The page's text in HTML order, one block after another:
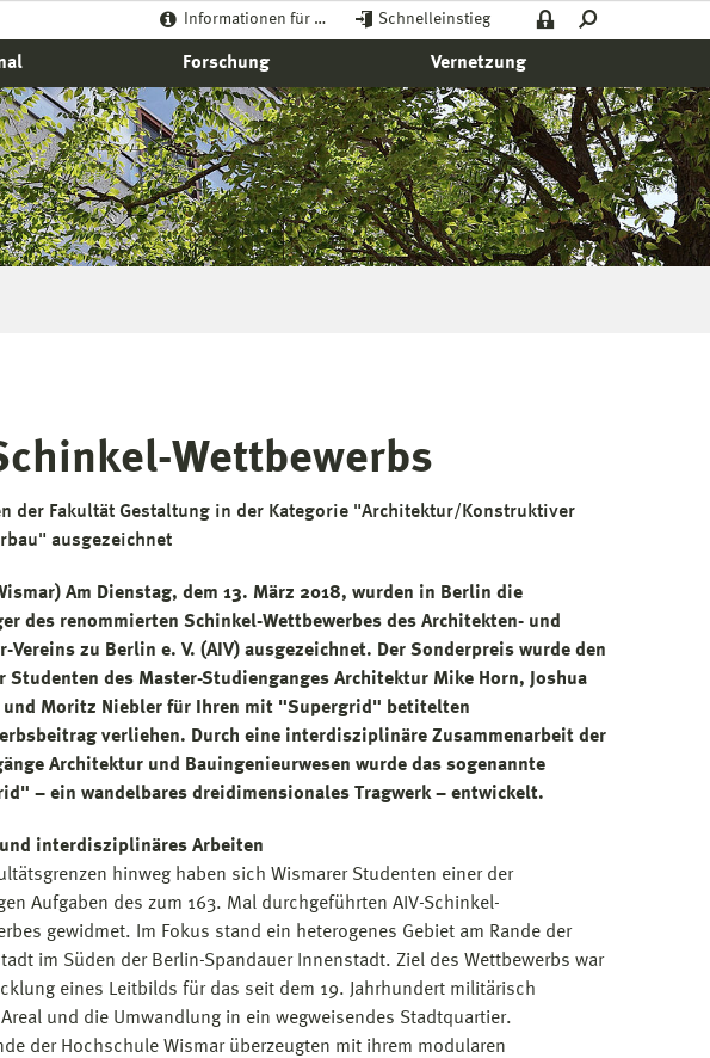
Informationen für … Schnelleinstieg
Forschung Vernetzung
Wettbewerbs
der Fakultät Gestaltung in der Kategorie "Architektur/Konstruktiver
ausgezeichnet
Am Dienstag, dem 13. März 2018, wurden in Berlin die
des renommierten Schinkel-Wettbewerbes des Architekten- und
Vereins zu Berlin e. V. (AIV) ausgezeichnet. Der Sonderpreis wurde den
Studenten des Master-Studienganges Architektur Mike Horn, Joshua
und Moritz Niebler für Ihren mit "Supergrid" betitelten
verliehen. Durch eine interdisziplinäre Zusammenarbeit der
Architektur und Bauingenieurwesen wurde das sogenannte
– ein wandelbares dreidimensionales Tragwerk – entwickelt.
interdisziplinäres Arbeiten
hinweg haben sich Wismarer Studenten einer der
Aufgaben des zum 163. Mal durchgeführten AIV-Schinkel-
gewidmet. Im Fokus stand ein heterogenes Gebiet am Rande der
im Süden der Berlin-Spandauer Innenstadt. Ziel des Wettbewerbs war
eines Leitbilds für das seit dem 19. Jahrhundert militärisch
und die Umwandlung in ein wegweisendes Stadtquartier.
der Hochschule Wismar überzeugten mit ihrem modularen